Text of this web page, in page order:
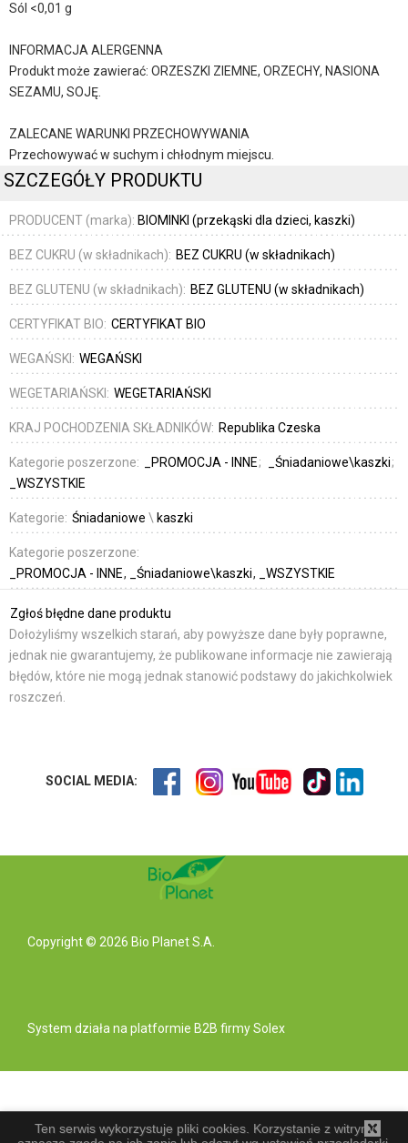
Sól <0,01 g
INFORMACJA ALERGENNA
Produkt może zawierać: ORZESZKI ZIEMNE, ORZECHY, NASIONA
SEZAMU, SOJĘ.
ZALECANE WARUNKI PRZECHOWYWANIA
Przechowywać w suchym i chłodnym miejscu.
SZCZEGÓŁY PRODUKTU
PRODUCENT (marka): BIOMINKI (przekąski dla dzieci, kaszki)
BEZ CUKRU (w składnikach): BEZ CUKRU (w składnikach)
BEZ GLUTENU (w składnikach): BEZ GLUTENU (w składnikach)
CERTYFIKAT BIO: CERTYFIKAT BIO
WEGAŃSKI: WEGAŃSKI
WEGETARIAŃSKI: WEGETARIAŃSKI
KRAJ POCHODZENIA SKŁADNIKÓW: Republika Czeska
Kategorie poszerzone: _PROMOCJA - INNE
_Śniadaniowe\kaszki
_WSZYSTKIE
Kategorie: Śniadaniowe \ kaszki
Kategorie poszerzone:
_PROMOCJA - INNE
_Śniadaniowe\kaszki _WSZYSTKIE
Zgłoś błędne dane produktu
Dołożyliśmy wszelkich starań, aby powyższe dane były poprawne,
jednak nie gwarantujemy, że publikowane informacje nie zawierają
błędów, które nie mogą jednak stanowić podstawy do jakichkolwiek
roszczeń.
SOCIAL MEDIA:
Copyright © 2026 Bio Planet S.A.
System działa na platformie B2B firmy Solex
Ten serwis wykorzystuje pliki cookies. Korzystanie z witryny